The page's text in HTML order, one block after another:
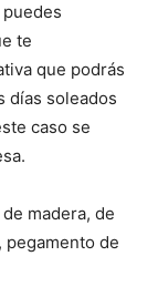
te
que podrás
días soleados
caso se
madera, de
pegamento de